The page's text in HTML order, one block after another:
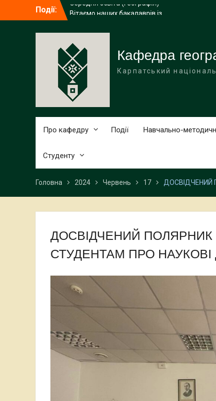
Події:
Вітаємо наших бакалаврів із
в Поморському університеті (Польща)
Середня освіта (географія)
Кафедра
Карпатський
Про кафедру Події Навчально-
Студенту
Головна 2024 Червень 17 ДОСВІДЧЕНИЙ
ДОСВІДЧЕНИЙ ПОЛЯРНИК
СТУДЕНТАМ ПРО